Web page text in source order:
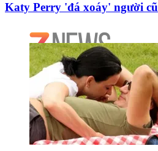
Katy Perry 'đá xoáy' người cũ